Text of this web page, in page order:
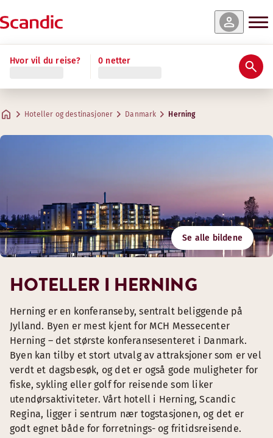
Hvor vil du reise? 0 netter
Hoteller og destinasjoner Danmark Herning
Se alle bildene
HOTELLER I HERNING
Herning er en konferanseby, sentralt beliggende på
Jylland. Byen er mest kjent for MCH Messecenter
Herning – det største konferansesenteret i Danmark.
Byen kan tilby et stort utvalg av attraksjoner som er vel
verdt et dagsbesøk, og det er også gode muligheter for
fiske, sykling eller golf for reisende som liker
utendørsaktiviteter. Vårt hotell i Herning, Scandic
Regina, ligger i sentrum nær togstasjonen, og det er
godt egnet både for forretnings- og fritidsreisende.